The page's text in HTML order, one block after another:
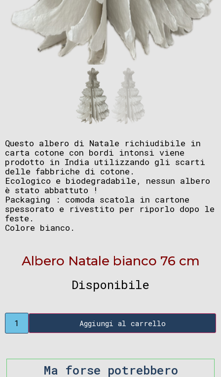
Questo albero di Natale richiudibile in
carta cotone con bordi intonsi viene
prodotto in India utilizzando gli scarti
delle fabbriche di cotone.
Ecologico e biodegradabile, nessun albero
è stato abbattuto !
Packaging : comoda scatola in cartone
spessorato e rivestito per riporlo dopo le
feste.
Colore bianco.
Albero Natale bianco 76 cm
Disponibile
Aggiungi al carrello
Ma forse potrebbero